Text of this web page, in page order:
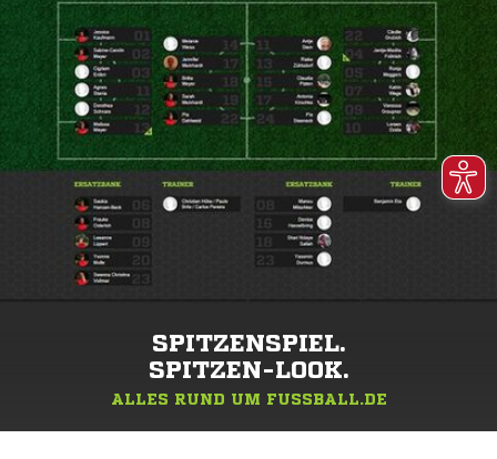
SPITZENSPIEL.
SPITZEN-LOOK.
ALLES RUND UM FUSSBALL.DE